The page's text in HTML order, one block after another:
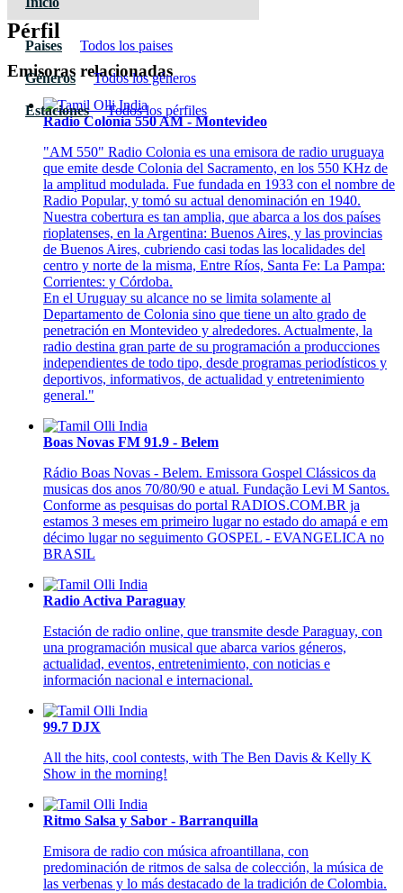
Paises Todos los paises
Géneros Todos los géneros
Estaciones Todos los pérfiles
Pérfil
Emisoras relacionadas
Radio Colonia 550 AM - Montevideo
"AM 550" Radio Colonia es una emisora de radio uruguaya
que emite desde Colonia del Sacramento, en los 550 KHz de
la amplitud modulada. Fue fundada en 1933 con el nombre de
Radio Popular, y tomó su actual denominación en 1940.
Nuestra cobertura es tan amplia, que abarca a los dos países
rioplatenses, en la Argentina: Buenos Aires, y las provincias
de Buenos Aires, cubriendo casi todas las localidades del
centro y norte de la misma, Entre Ríos, Santa Fe: La Pampa:
Corrientes: y Córdoba.
En el Uruguay su alcance no se limita solamente al
Departamento de Colonia sino que tiene un alto grado de
penetración en Montevideo y alrededores. Actualmente, la
radio destina gran parte de su programación a producciones
independientes de todo tipo, desde programas periodísticos y
deportivos, informativos, de actualidad y entretenimiento
general."
Boas Novas FM 91.9 - Belem
Rádio Boas Novas - Belem. Emissora Gospel Clássicos da
musicas dos anos 70/80/90 e atual. Fundação Levi M Santos.
Conforme as pesquisas do portal RADIOS.COM.BR ja
estamos 3 meses em primeiro lugar no estado do amapá e em
décimo lugar no seguimento GOSPEL - EVANGELICA no
BRASIL
Radio Activa Paraguay
Estación de radio online, que transmite desde Paraguay, con
una programación musical que abarca varios géneros,
actualidad, eventos, entretenimiento, con noticias e
información nacional e internacional.
99.7 DJX
All the hits, cool contests, with The Ben Davis & Kelly K
Show in the morning!
Ritmo Salsa y Sabor - Barranquilla
Emisora de radio con música afroantillana, con
predominación de ritmos de salsa de colección, la música de
las verbenas y lo más destacado de la tradición de Colombia.